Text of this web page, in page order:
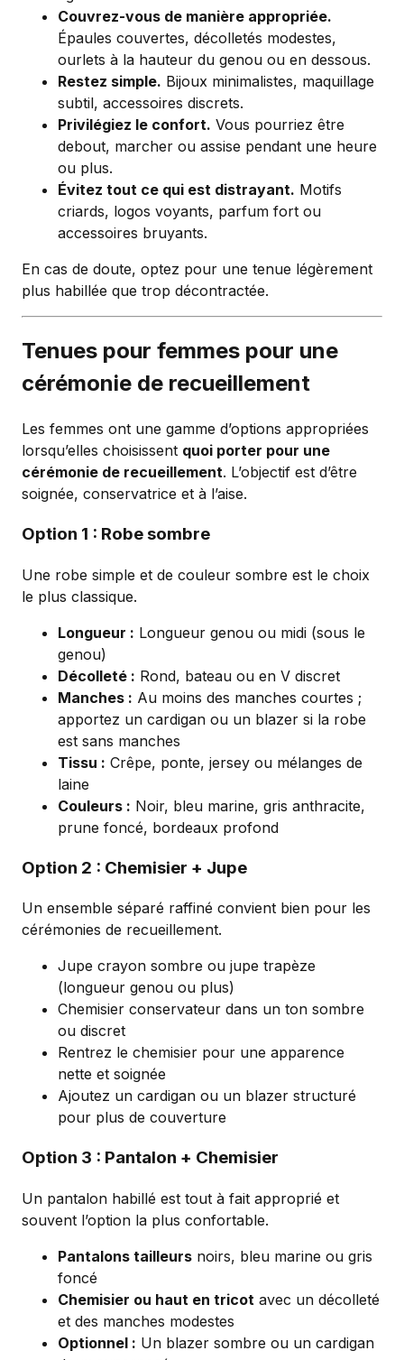
Couvrez-vous de manière appropriée.
Épaules couvertes, décolletés modestes,
ourlets à la hauteur du genou ou en dessous.
Restez simple. Bijoux minimalistes, maquillage
subtil, accessoires discrets.
Privilégiez le confort. Vous pourriez être
debout, marcher ou assise pendant une heure
ou plus.
Évitez tout ce qui est distrayant. Motifs
criards, logos voyants, parfum fort ou
accessoires bruyants.
En cas de doute, optez pour une tenue légèrement
plus habillée que trop décontractée.
Tenues pour femmes pour une
cérémonie de recueillement
Les femmes ont une gamme d’options appropriées
lorsqu’elles choisissent quoi porter pour une
cérémonie de recueillement. L’objectif est d’être
soignée, conservatrice et à l’aise.
Option 1 : Robe sombre
Une robe simple et de couleur sombre est le choix
le plus classique.
Longueur : Longueur genou ou midi (sous le
genou)
Décolleté : Rond, bateau ou en V discret
Manches : Au moins des manches courtes ;
apportez un cardigan ou un blazer si la robe
est sans manches
Tissu : Crêpe, ponte, jersey ou mélanges de
laine
Couleurs : Noir, bleu marine, gris anthracite,
prune foncé, bordeaux profond
Option 2 : Chemisier + Jupe
Un ensemble séparé raffiné convient bien pour les
cérémonies de recueillement.
Jupe crayon sombre ou jupe trapèze
(longueur genou ou plus)
Chemisier conservateur dans un ton sombre
ou discret
Rentrez le chemisier pour une apparence
nette et soignée
Ajoutez un cardigan ou un blazer structuré
pour plus de couverture
Option 3 : Pantalon + Chemisier
Un pantalon habillé est tout à fait approprié et
souvent l’option la plus confortable.
Pantalons tailleurs noirs, bleu marine ou gris
foncé
Chemisier ou haut en tricot avec un décolleté
et des manches modestes
Optionnel : Un blazer sombre ou un cardigan